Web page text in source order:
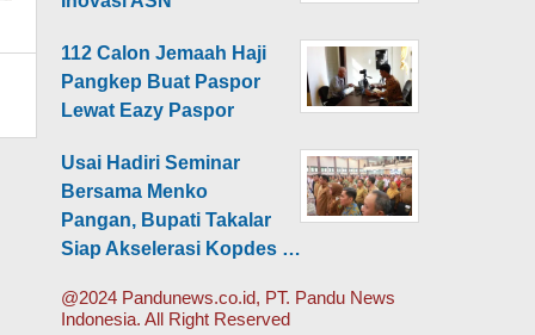
112 Calon Jemaah Haji
Pangkep Buat Paspor
Lewat Eazy Paspor
Usai Hadiri Seminar
Bersama Menko
Pangan, Bupati Takalar
Siap Akselerasi Kopdes …
@2024 Pandunews.co.id, PT. Pandu News
Indonesia. All Right Reserved